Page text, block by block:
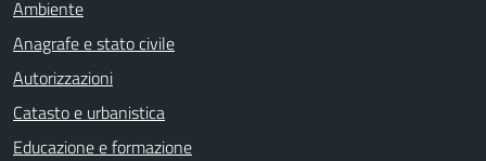
Ambiente
Anagrafe e stato civile
Autorizzazioni
Catasto e urbanistica
Educazione e formazione